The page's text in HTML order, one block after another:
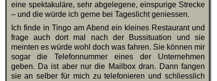
eine spektakuläre, sehr abgelegene, einspurige Strecke
– und die würde ich gerne bei Tageslicht geniessen.
Ich finde in Tingo am Abend ein kleines Restaurant und
frage auch dort mal nach der Bussituation und sie
meinten es würde wohl doch was fahren. Sie können mir
sogar die Telefonnummer eines der Unternehmen
geben. Da ist aber nur die Mailbox dran. Dann fangen
sie an selber für mich zu telefonieren und schliesslich